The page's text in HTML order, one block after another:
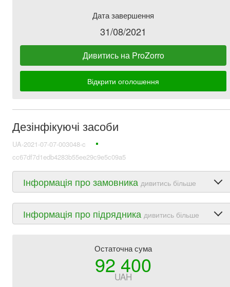
Дата завершення
31/08/2021
Дивитись на ProZorro
Відкрити оголошення
Дезінфікуючі засоби
UA-2021-07-07-003048-c
cc67df7d1edb4283b55ee29c9e5c09a5
Інформація про замовника дивитись більше
Інформація про підрядника дивитись більше
Остаточна сума
92 400
UAH